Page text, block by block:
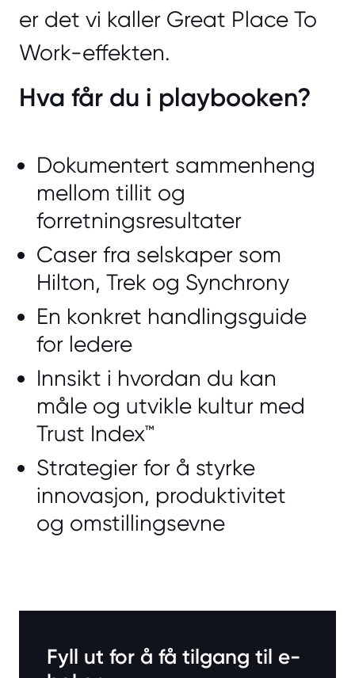
er det vi kaller Great Place To
Work-effekten.
Hva får du i playbooken?
Dokumentert sammenheng
mellom tillit og
forretningsresultater
Caser fra selskaper som
Hilton, Trek og Synchrony
En konkret handlingsguide
for ledere
Innsikt i hvordan du kan
måle og utvikle kultur med
Trust Index™
Strategier for å styrke
innovasjon, produktivitet
og omstillingsevne
Fyll ut for å få tilgang til e-